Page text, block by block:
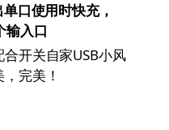
口使用时快充，
输入口
开关自家USB小风
完美！